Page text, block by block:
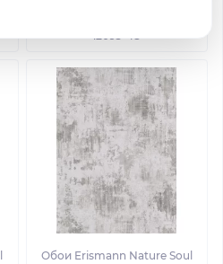
Обои Erismann Nature Soul